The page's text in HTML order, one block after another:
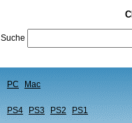
Suche
PC Mac
PS4 PS3 PS2 PS1